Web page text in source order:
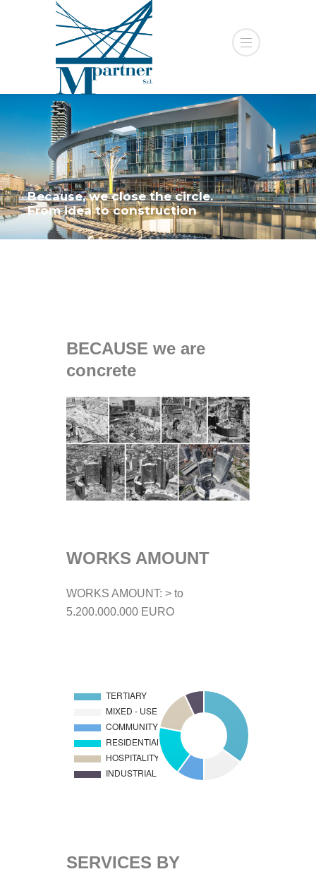
Because, we close the circle.
From idea to construction
BECAUSE we are
concrete
WORKS AMOUNT
WORKS AMOUNT: > to
5.200.000.000 EURO
SERVICES BY